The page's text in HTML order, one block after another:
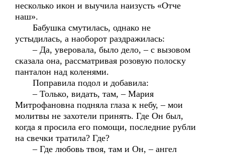
несколько икон и выучила наизусть «Отче
наш».
Бабушка смутилась, однако не
устыдилась, а наоборот раздражилась:
– Да, уверовала, было дело, – с вызовом
сказала она, рассматривая розовую полоску
панталон над коленями.
Поправила подол и добавила:
– Только, видать, там, – Мария
Митрофановна подняла глаза к небу, – мои
молитвы не захотели принять. Где Он был,
когда я просила его помощи, последние рубли
на свечки тратила? Где?
– Где любовь твоя, там и Он, – ангел